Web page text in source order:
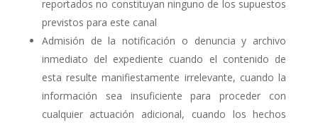
reportados no constituyan ninguno de los supuestos
previstos para este canal
Admisión de la notificación o denuncia y archivo
inmediato del expediente cuando el contenido de
esta resulte manifiestamente irrelevante, cuando la
información sea insuficiente para proceder con
cualquier actuación adicional, cuando los hechos